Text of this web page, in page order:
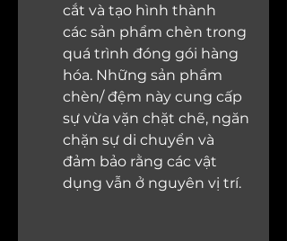
cắt và tạo hình thành
các sản phẩm chèn trong
quá trình đóng gói hàng
hóa. Những sản phẩm
chèn/ đệm này cung cấp
sự vừa vặn chặt chẽ, ngăn
chặn sự di chuyển và
đảm bảo rằng các vật
dụng vẫn ở nguyên vị trí.